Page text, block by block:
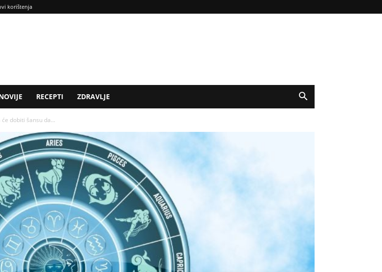
korištenja
RECEPTI ZDRAVLJE
će dobiti šansu da...